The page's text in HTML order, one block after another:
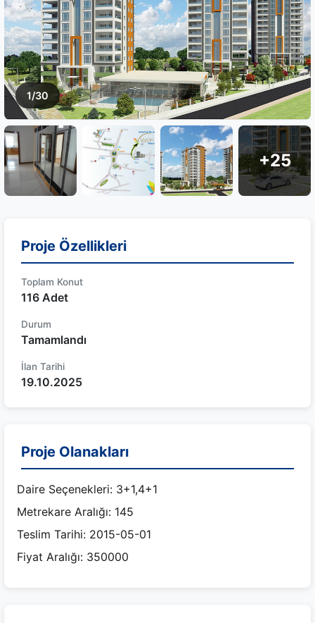
1/30
+25
Proje Özellikleri
Toplam Konut
116 Adet
Durum
Tamamlandı
İlan Tarihi
19.10.2025
Proje Olanakları
Daire Seçenekleri: 3+1,4+1
Metrekare Aralığı: 145
Teslim Tarihi: 2015-05-01
Fiyat Aralığı: 350000